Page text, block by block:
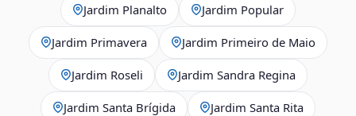
Jardim Planalto Jardim Popular
Jardim Primavera Jardim Primeiro de Maio
Jardim Roseli Jardim Sandra Regina
Jardim Santa Brígida Jardim Santa Rita